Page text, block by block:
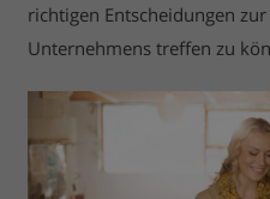
richtigen Entscheidungen
Unternehmens treffen zu